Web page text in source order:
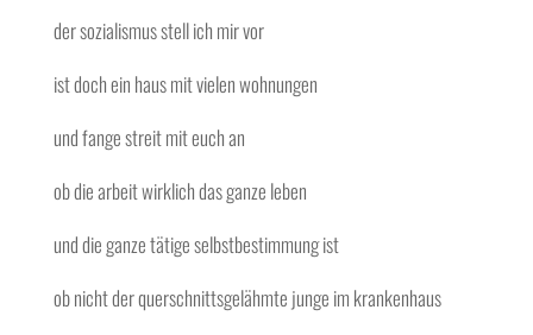
der sozialismus stell ich mir vor
ist doch ein haus mit vielen wohnungen
und fange streit mit euch an
ob die arbeit wirklich das ganze leben
und die ganze tätige selbstbestimmung ist
ob nicht der querschnittsgelähmte junge im krankenhaus